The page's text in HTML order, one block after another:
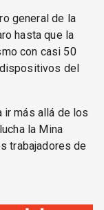
general de la
hasta que la
con casi 50
del
ir más allá de los
la Mina
trabajadores de